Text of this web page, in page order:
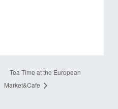
Tea Time at the European
Market&Cafe